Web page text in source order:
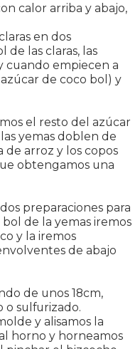
calor arriba y abajo,
en dos
de las claras, las
cuando empiecen a
de coco bol) y
el resto del azúcar
yemas doblen de
de arroz y los copos
obtengamos una
preparaciones para
de la yemas iremos
y la iremos
de abajo
de unos 18cm,
sulfurizado.
y alisamos la
horno y horneamos